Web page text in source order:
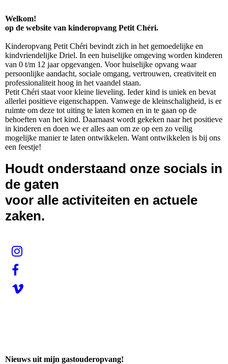
Welkom!
op de website van kinderopvang Petit Chéri.
Kinderopvang Petit Chéri bevindt zich in het gemoedelijke en
kindvriendelijke Driel. In een huiselijke omgeving worden kinderen
van 0 t/m 12 jaar opgevangen. Voor huiselijke opvang waar
persoonlijke aandacht, sociale omgang, vertrouwen, creativiteit en
professionaliteit hoog in het vaandel staan.
Petit Chéri staat voor kleine lieveling. Ieder kind is uniek en bevat
allerlei positieve eigenschappen. Vanwege de kleinschaligheid, is er
ruimte om deze tot uiting te laten komen en in te gaan op de
behoeften van het kind. Daarnaast wordt gekeken naar het positieve
in kinderen en doen we er alles aan om ze op een zo veilig
mogelijke manier te laten ontwikkelen. Want ontwikkelen is bij ons
een feestje!
Houdt onderstaand onze socials in
de gaten
voor alle activiteiten en actuele
zaken.
Nieuws uit mijn gastouderopvang!